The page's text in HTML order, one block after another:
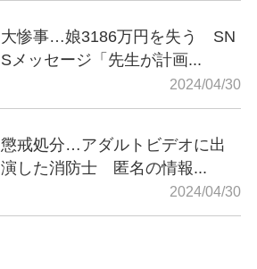
大惨事…娘3186万円を失う SN
Sメッセージ「先生が計画...
2024/04/30
懲戒処分…アダルトビデオに出
演した消防士 匿名の情報...
2024/04/30